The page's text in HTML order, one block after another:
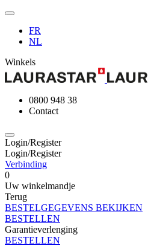
FR
NL
Winkels
0800 948 38
Contact
Login/Register
Login/Register
Verbinding
0
Uw winkelmandje
Terug
BESTELGEGEVENS BEKIJKEN
BESTELLEN
Garantieverlenging
BESTELLEN